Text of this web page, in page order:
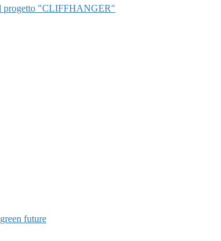
progetto "CLIFFHANGER"
future